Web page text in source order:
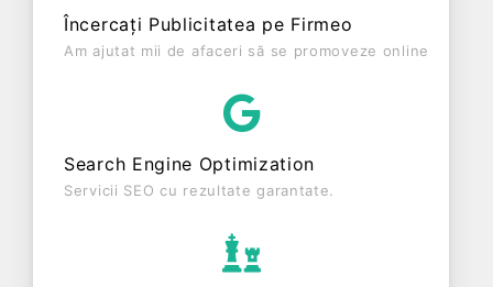
Încercați Publicitatea pe Firmeo
Am ajutat mii de afaceri să se promoveze online
Search Engine Optimization
Servicii SEO cu rezultate garantate.